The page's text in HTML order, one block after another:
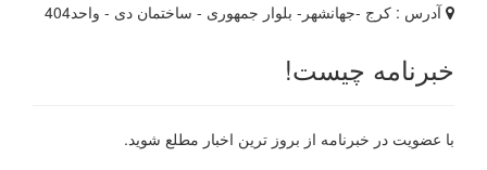
آدرس : کرج -جهانشهر- بلوار جمهوری - ساختمان دی - واحد404
خبرنامه چیست!
با عضویت در خبرنامه از بروز ترین اخبار مطلع شوید.